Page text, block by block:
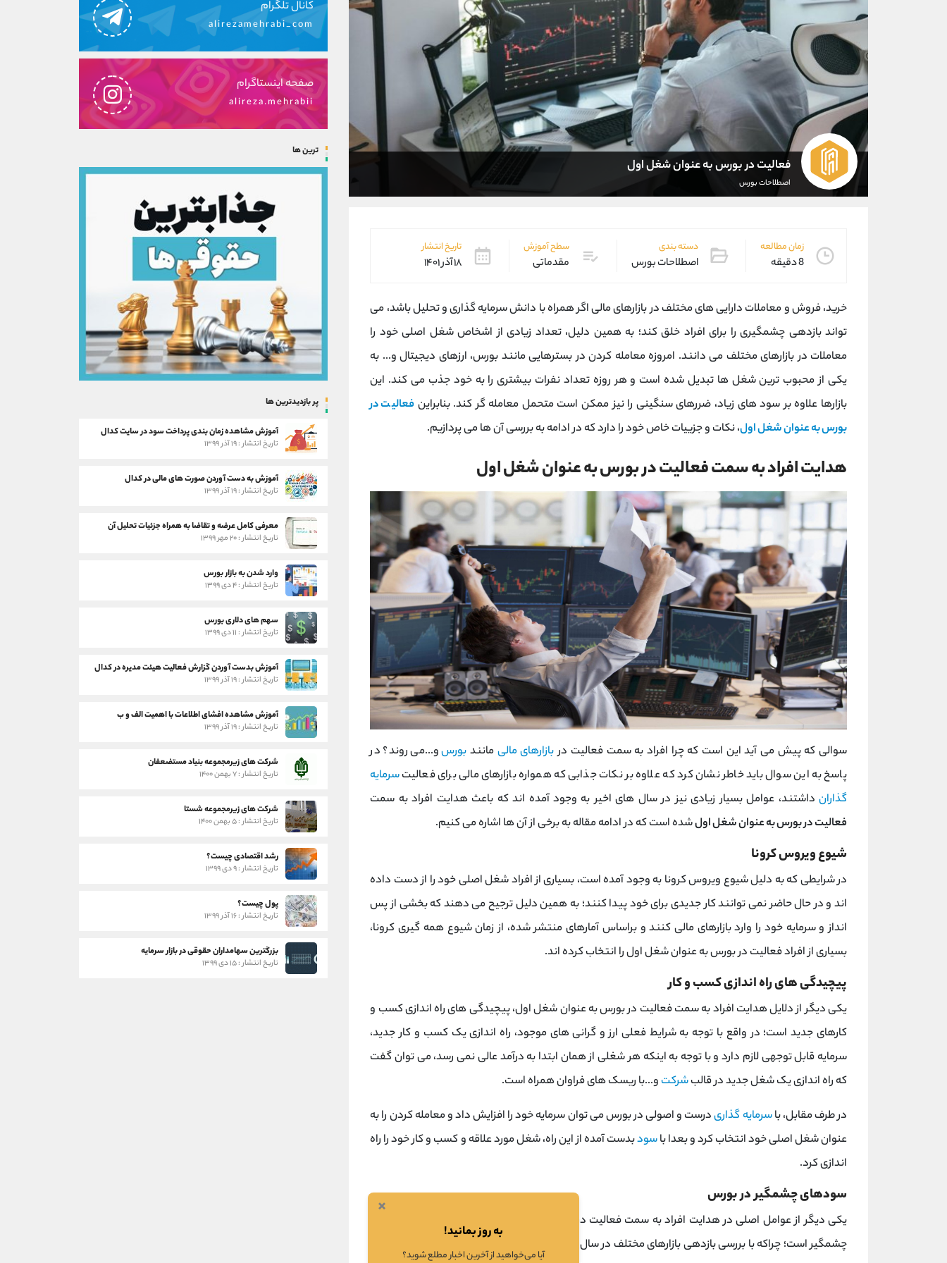
فعالیت در بورس به عنوان شغل اول
اصطلاحات بورس
زمان مطالعه
8 دقیقه
دسته بندی
اصطلاحات بورس
سطح آموزش
مقدماتی
تاریخ انتشار
۱۸ آذر ۱۴۰۱
خرید، فروش و معاملات دارایی های مختلف در بازارهای مالی اگر همراه با دانش سرمایه گذاری و تحلیل باشد، می
تواند بازدهی چشمگیری را برای افراد خلق کند؛ به همین دلیل، تعداد زیادی از اشخاص شغل اصلی خود را
معاملات در بازارهای مختلف می دانند. امروزه معامله کردن در بسترهایی مانند بورس، ارزهای دیجیتال و... به
یکی از محبوب ترین شغل ها تبدیل شده است و هر روزه تعداد نفرات بیشتری را به خود جذب می کند. این
بازارها علاوه بر سود های زیاد، ضررهای سنگینی را نیز ممکن است متحمل معامله گر کند. بنابراینفعالیت در
بورس به عنوان شغل اول، نکات و جزییات خاص خود را دارد که در ادامه به بررسی آن ها می پردازیم.
هدایت افراد به سمت فعالیت در بورس به عنوان شغل اول
سوالی که پیش می آید این است که چرا افراد به سمت فعالیت دربازارهای مالی مانند بورسو...می روند؟ در
پاسخ به این سوال باید خاطر نشان کرد که علاوه بر نکات جذابی که همواره بازارهای مالی برای فعالیتسرمایه
گذاران داشتند، عوامل بسیار زیادی نیز در سال های اخیر به وجود آمده اند که باعث هدایت افراد به سمت
فعالیت در بورس به عنوان شغل اولشده است که در ادامه مقاله به برخی از آن ها اشاره می کنیم.
شیوع ویروس کرونا
در شرایطی که به دلیل شیوع ویروس کرونا به وجود آمده است، بسیاری از افراد شغل اصلی خود را از دست داده
اند و در حال حاضر نمی توانند کار جدیدی برای خود پیدا کنند؛ به همین دلیل ترجیح می دهند که بخشی از پس
انداز و سرمایه خود را وارد بازارهای مالی کنند و براساس آمارهای منتشر شده، از زمان شیوع همه گیری کرونا،
بسیاری از افراد فعالیت در بورس به عنوان شغل اول را انتخاب کرده اند.
پیچیدگی های راه اندازی کسب و کار
یکی دیگر از دلایل هدایت افراد به سمت فعالیت در بورس به عنوان شغل اول، پیچیدگی های راه اندازی کسب و
کارهای جدید است؛ در واقع با توجه به شرایط فعلی ارز و گرانی های موجود، راه اندازی یک کسب و کار جدید،
سرمایه قابل توجهی لازم دارد و با توجه به اینکه هر شغلی از همان ابتدا به درآمد عالی نمی رسد، می توان گفت
که راه اندازی یک شغل جدید در قالبشرکت و...با ریسک های فراوان همراه است.
در طرف مقابل، باسرمایه گذاریدرست و اصولی در بورس می توان سرمایه خود را افزایش داد و معامله کردن را به
عنوان شغل اصلی خود انتخاب کرد و بعدا باسودبدست آمده از این راه، شغل مورد علاقه و کسب و کار خود را راه
اندازی کرد.
سودهای چشمگیر در بورس
یکی دیگر از عوامل اصلی در هدایت افراد به سمت فعالیت در بورس به عنوان شغل اول، بازدهی و سودهای
چشمگیر است؛ چراکه با بررسی بازدهی بازارهای مختلف در سال های اخیر متوجه می شویم که افرادی که فعالیت
کانال تلگرام
alirezamehrabi_com
صفحه اینستاگرام
alireza.mehrabii
ترین ها
پر بازدیدترین ها
آموزش مشاهده زمان بندی پرداخت سود در سایت کدال
تاریخ انتشار : ۱۹ آذر ۱۳۹۹
آموزش به دست آوردن صورت های مالی در کدال
تاریخ انتشار : ۱۹ آذر ۱۳۹۹
معرفی کامل عرضه و تقاضا به همراه جزئیات تحلیل آن
تاریخ انتشار : ۲۰ مهر ۱۳۹۹
وارد شدن به بازار بورس
تاریخ انتشار : ۴ دی ۱۳۹۹
سهم های دلاری بورس
تاریخ انتشار : ۱۱ دی ۱۳۹۹
آموزش بدست آوردن گزارش فعالیت هیئت مدیره در کدال
تاریخ انتشار : ۱۹ آذر ۱۳۹۹
آموزش مشاهده افشای اطلاعات با اهمیت الف و ب
تاریخ انتشار : ۱۹ آذر ۱۳۹۹
شرکت های زیرمجموعه بنیاد مستضعفان
تاریخ انتشار : ۷ بهمن ۱۴۰۰
شرکت های زیرمجموعه شستا
تاریخ انتشار : ۵ بهمن ۱۴۰۰
رشد اقتصادی چیست؟
تاریخ انتشار : ۹ دی ۱۳۹۹
پول چیست؟
تاریخ انتشار : ۱۶ آذر ۱۳۹۹
بزرگترین سهامداران حقوقی در بازار سرمایه
تاریخ انتشار : ۱۵ دی ۱۳۹۹
×
به روز بمانید!
آیا می‌خواهید از آخرین اخبار مطلع شوید؟